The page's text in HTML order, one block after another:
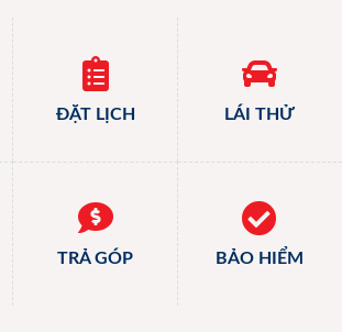
ĐẶT LỊCH LÁI THỬ
TRẢ GÓP BẢO HIỂM